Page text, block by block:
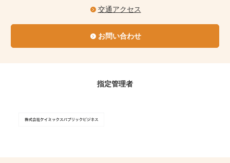
交通アクセス
お問い合わせ
指定管理者